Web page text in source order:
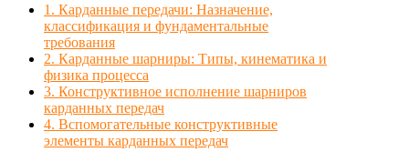
1. Карданные передачи: Назначение,
классификация и фундаментальные
требования
2. Карданные шарниры: Типы, кинематика и
физика процесса
3. Конструктивное исполнение шарниров
карданных передач
4. Вспомогательные конструктивные
элементы карданных передач